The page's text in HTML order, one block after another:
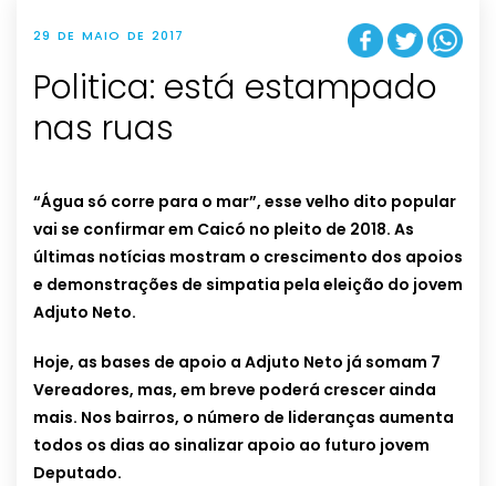
29 DE MAIO DE 2017
Politica: está estampado
nas ruas
“Água só corre para o mar”, esse velho dito popular
vai se confirmar em Caicó no pleito de 2018. As
últimas notícias mostram o crescimento dos apoios
e demonstrações de simpatia pela eleição do jovem
Adjuto Neto.
Hoje, as bases de apoio a Adjuto Neto já somam 7
Vereadores, mas, em breve poderá crescer ainda
mais. Nos bairros, o número de lideranças aumenta
todos os dias ao sinalizar apoio ao futuro jovem
Deputado.